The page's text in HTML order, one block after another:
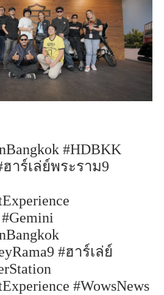
#HDBKK
ฮาร์เล่ย์พระราม9
#ฮาร์เล่ย์
#WowsNews